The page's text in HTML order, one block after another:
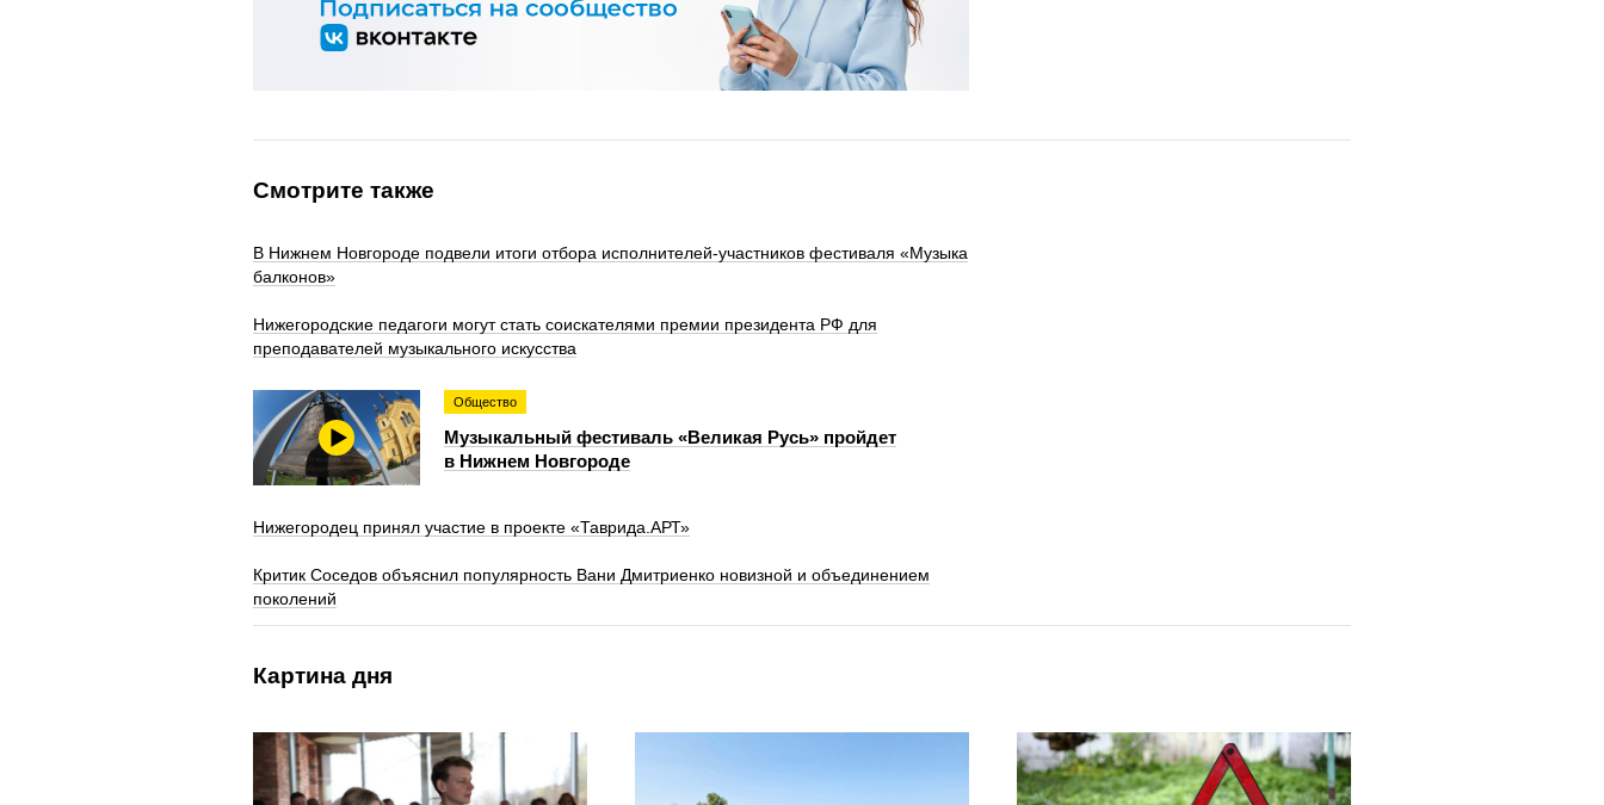
Смотрите также
В Нижнем Новгороде подвели итоги отбора исполнителей-участников фестиваля «Музыка
балконов»
Нижегородские педагоги могут стать соискателями премии президента РФ для
преподавателей музыкального искусства
Общество
Музыкальный фестиваль «Великая Русь» пройдет
в Нижнем Новгороде
Нижегородец принял участие в проекте «Таврида.АРТ»
Критик Соседов объяснил популярность Вани Дмитриенко новизной и объединением
поколений
Картина дня